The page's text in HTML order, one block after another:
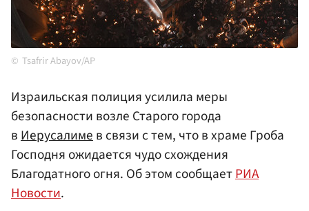
Tsafrir Abayov/AP
Израильская полиция усилила меры
безопасности возле Старого города
вИерусалимев связи с тем, что в храме Гроба
Господня ожидается чудо схождения
Благодатного огня. Об этом сообщаетРИА
Новости.